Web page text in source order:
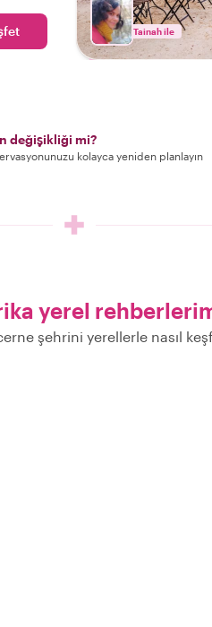
Tainah ile
değişikliği mi?
kolayca yeniden planlayın
yerel
şehrini yerellerle nasıl